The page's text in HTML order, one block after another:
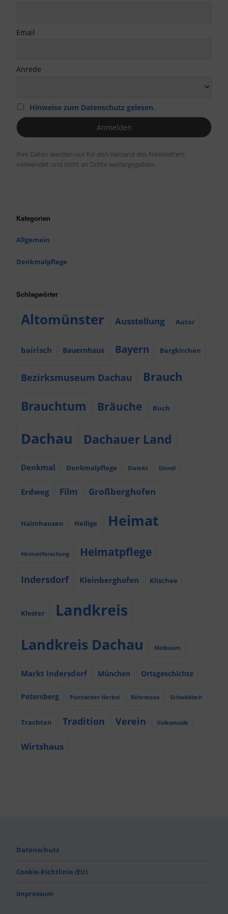
Email
Anrede
Hinweise zum Datenschutz gelesen.
Ihre Daten werden nur für den Versand des Newsletters
verwendet und nicht an Dritte weitergegeben.
Kategorien
Allgemein
Denkmalpflege
Schlagwörter
Altomünster Ausstellung Autor
bairisch Bauernhaus Bayern Bergkirchen
Bezirksmuseum Dachau Brauch
Brauchtum Bräuche Buch
Dachau Dachauer Land
Denkmal Denkmalpflege Dialekt Dirndl
Erdweg Film Großberghofen
Haimhausen Heilige Heimat
Heimatforschung Heimatpflege
Indersdorf Kleinberghofen Klischee
Kloster Landkreis
Landkreis Dachau Maibaum
Markt Indersdorf München Ortsgeschichte
Petersberg Poetischer Herbst Röhrmoos Schwäbisch
Trachten Tradition Verein Volksmusik
Wirtshaus
Datenschutz
Cookie-Richtlinie (EU)
Impressum